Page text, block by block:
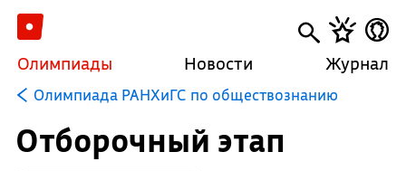
Олимпиады Новости Журнал
Олимпиада РАНХиГС по обществознанию
Отборочный этап